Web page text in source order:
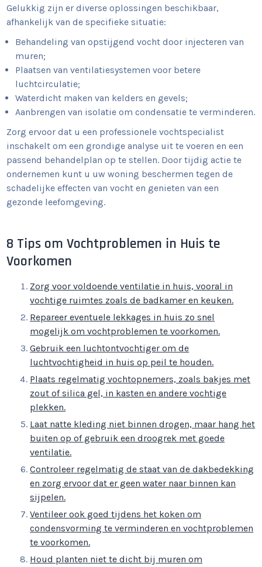
Gelukkig zijn er diverse oplossingen beschikbaar,
afhankelijk van de specifieke situatie:
Behandeling van opstijgend vocht door injecteren van
muren;
Plaatsen van ventilatiesystemen voor betere
luchtcirculatie;
Waterdicht maken van kelders en gevels;
Aanbrengen van isolatie om condensatie te verminderen.
Zorg ervoor dat u een professionele vochtspecialist
inschakelt om een grondige analyse uit te voeren en een
passend behandelplan op te stellen. Door tijdig actie te
ondernemen kunt u uw woning beschermen tegen de
schadelijke effecten van vocht en genieten van een
gezonde leefomgeving.
8 Tips om Vochtproblemen in Huis te
Voorkomen
Zorg voor voldoende ventilatie in huis, vooral in
vochtige ruimtes zoals de badkamer en keuken.
Repareer eventuele lekkages in huis zo snel
mogelijk om vochtproblemen te voorkomen.
Gebruik een luchtontvochtiger om de
luchtvochtigheid in huis op peil te houden.
Plaats regelmatig vochtopnemers, zoals bakjes met
zout of silica gel, in kasten en andere vochtige
plekken.
Laat natte kleding niet binnen drogen, maar hang het
buiten op of gebruik een droogrek met goede
ventilatie.
Controleer regelmatig de staat van de dakbedekking
en zorg ervoor dat er geen water naar binnen kan
sijpelen.
Ventileer ook goed tijdens het koken om
condensvorming te verminderen en vochtproblemen
te voorkomen.
Houd planten niet te dicht bij muren om